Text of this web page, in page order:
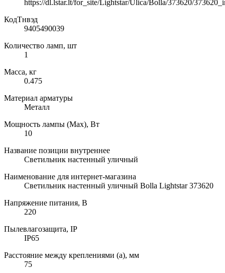
https://dl.lstar.lt/for_site/Lightstar/Ulica/Bolla/373620/
КодТнвэд
9405490039
Количество ламп, шт
1
Масса, кг
0.475
Материал арматуры
Металл
Мощность лампы (Max), Вт
10
Название позиции внутреннее
Светильник настенный уличный
Наименование для интернет-магазина
Светильник настенный уличный Bolla Lightstar 373620
Напряжение питания, В
220
Пылевлагозащита, IP
IP65
Расстояние между креплениями (a), мм
75